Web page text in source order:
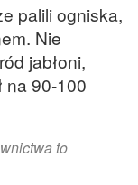
palili ogniska,
Nie
jabłoni,
na 90-100
to